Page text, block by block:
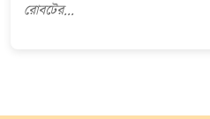
রোবটের...